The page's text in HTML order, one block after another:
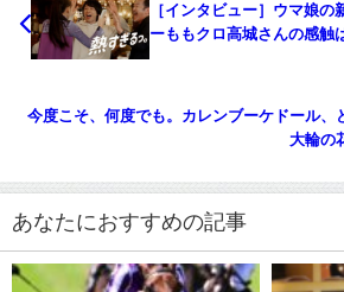
［インタビュー］ウマ娘
ーももクロ高城さんの感触
今度こそ、何度でも。カレンブーケドール、
大輪の
あなたにおすすめの記事